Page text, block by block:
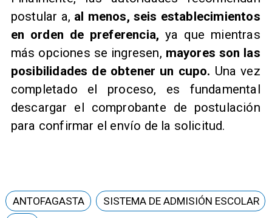
postular a, al menos, seis establecimientos
en orden de preferencia, ya que mientras
más opciones se ingresen, mayores son las
posibilidades de obtener un cupo. Una vez
completado el proceso, es fundamental
descargar el comprobante de postulación
para confirmar el envío de la solicitud.
ANTOFAGASTA
SISTEMA DE ADMISIÓN ESCOLAR